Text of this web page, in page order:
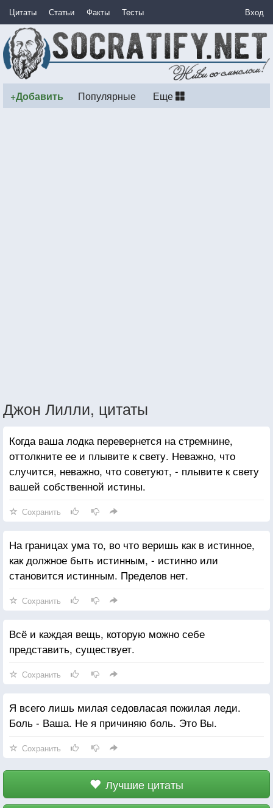
Цитаты Статьи Факты Тесты Вход
+Добавить Популярные Еще
Джон Лилли, цитаты
Когда ваша лодка перевернется на стремнине,
оттолкните ее и плывите к свету. Неважно, что
случится, неважно, что советуют, - плывите к свету
вашей собственной истины.
Сохранить
На границах ума то, во что веришь как в истинное,
как должное быть истинным, - истинно или
становится истинным. Пределов нет.
Сохранить
Всё и каждая вещь, которую можно себе
представить, существует.
Сохранить
Я всего лишь милая седовласая пожилая леди.
Боль - Ваша. Не я причиняю боль. Это Вы.
Сохранить
Лучшие цитаты